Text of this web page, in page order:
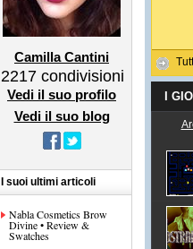
Camilla Cantini
2217 condivisioni
Vedi il suo profilo
Vedi il suo blog
I suoi ultimi articoli
Nabla Cosmetics Brow
Divine • Review &
Swatches
I